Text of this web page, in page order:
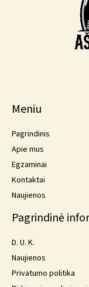
Meniu
Pagrindinis
Apie mus
Egzaminai
Kontaktai
Naujienos
Pagrindinė
D. U. K.
Naujienos
Privatumo politika